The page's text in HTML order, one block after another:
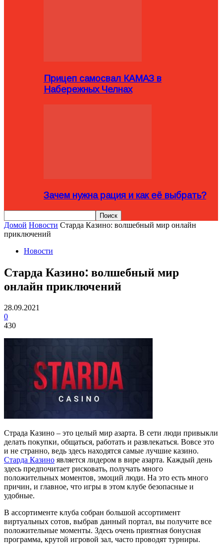
Прицеп самосвал КАМАЗ в
Набережных Челнах
Зачем нужна рация и как её выбрать?
Домой Новости Старда Казино: волшебный мир онлайн
приключений
Новости
Старда Казино: волшебный мир
онлайн приключений
28.09.2021
0
430
Страда Казино – это целый мир азарта. В сети люди привыкли
делать покупки, общаться, работать и развлекаться. Вовсе это
и не странно, ведь здесь находятся самые лучшие казино.
Старда Казино является лидером в вире азарта. Каждый день
здесь предпочитает рисковать, получать много
положительных моментов, эмоций люди. На это есть много
причин, и главное, что игры в этом клубе безопасные и
удобные.
В ассортименте клуба собран большой ассортимент
виртуальных сотов, выбрав данный портал, вы получите все
положительные моменты. Здесь очень приятная бонусная
программа, крутой игровой зал, часто проводят турниры.